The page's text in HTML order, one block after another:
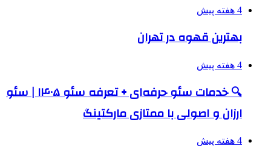
4 هفته پیش
بهترین قهوه در تهران
4 هفته پیش
🔍 خدمات سئو حرفه‌ای + تعرفه سئو ۱۴۰۵ | سئو
ارزان و اصولی با ممتازی مارکتینگ
4 هفته پیش